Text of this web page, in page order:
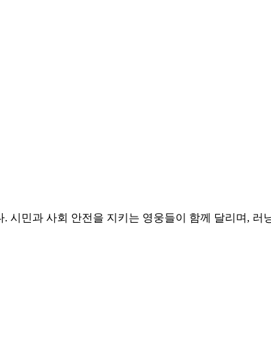
민과 사회 안전을 지키는 영웅들이 함께 달리며, 러